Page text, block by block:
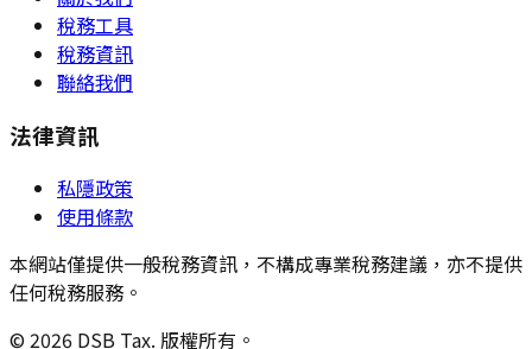
稅務工具
稅務資訊
聯絡我們
法律資訊
私隱政策
使用條款
本網站僅提供一般稅務資訊，不構成專業稅務建議，亦不提供
任何稅務服務。
© 2026 DSB Tax. 版權所有。